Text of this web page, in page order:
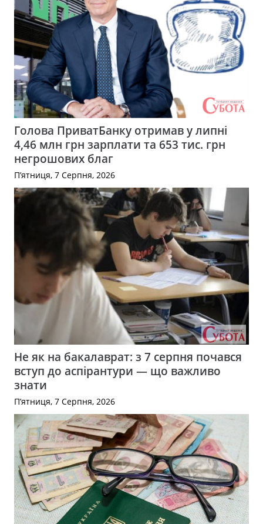
Голова ПриватБанку отримав у липні
4,46 млн грн зарплати та 653 тис. грн
негрошових благ
П’ятниця, 7 Серпня, 2026
Не як на бакалаврат: з 7 серпня почався
вступ до аспірантури — що важливо
знати
П’ятниця, 7 Серпня, 2026